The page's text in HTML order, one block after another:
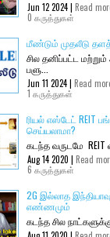
Jun 12 2024 | Read
0 கருத்துகள்
மீண்டும் முதலீடு
சில தனிப்பட்ட
பளு...
Jun 11 2024 | Read
1 கருத்துகள்
ரியல் எஸ்டேட் REIT
செய்யலாமா?
கடந்த வருடமே REIT
Aug 14 2020 | Read
6 கருத்துகள்
2G இல்லாத
எண்ணமும்
கடந்த சில